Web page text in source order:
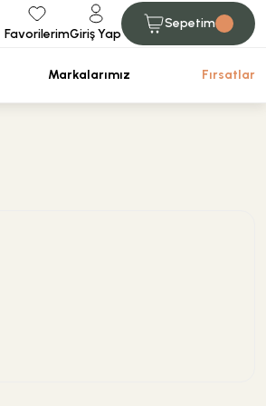
FavorilerimGiriş Yap
Sepetim
Markalarımız Fırsatlar